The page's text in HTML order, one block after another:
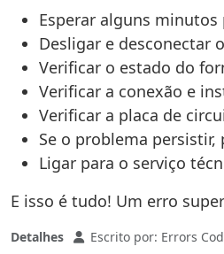
Esperar alguns
Desligar e desconectar
Verificar o estado do
Verificar a conexão e
Verificar a placa de
Se o problema
Ligar para o serviço
E isso é tudo! Um erro super
Detalhes Escrito por: Errors